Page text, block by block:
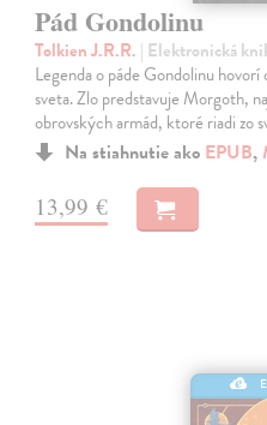
Pád Gondolinu
Tolkien J.R.R. | Elektronická
Legenda o páde Gondolinu
sveta. Zlo predstavuje Morgoth,
obrovských armád, ktoré riadi zo
Na stiahnutie ako EPUB,
13,99 €